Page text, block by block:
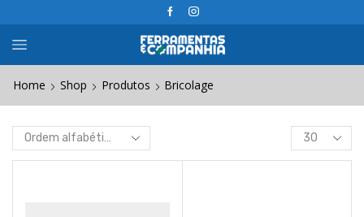
Home Shop Produtos Bricolage
Products
per